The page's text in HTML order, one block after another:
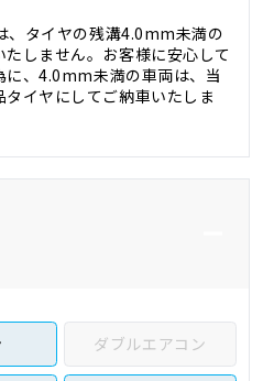
、タイヤの残溝4.0mm未満の
たしません。お客様に安心して
に、4.0mm未満の車両は、当
タイヤにしてご納車いたしま
ダブルエアコン